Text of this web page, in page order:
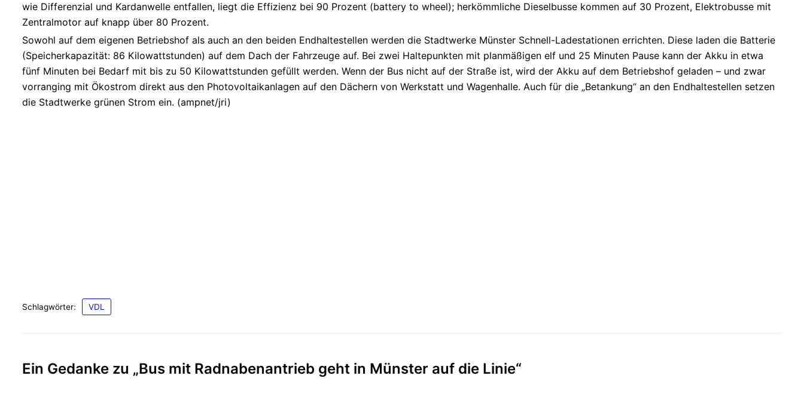
wie Differenzial und Kardanwelle entfallen, liegt die Effizienz bei 90 Prozent (battery to wheel); herkömmliche Dieselbusse kommen auf 30 Prozent, Elektrobusse mit
Zentralmotor auf knapp über 80 Prozent.
Sowohl auf dem eigenen Betriebshof als auch an den beiden Endhaltestellen werden die Stadtwerke Münster Schnell-Ladestationen errichten. Diese laden die Batterie
(Speicherkapazität: 86 Kilowattstunden) auf dem Dach der Fahrzeuge auf. Bei zwei Haltepunkten mit planmäßigen elf und 25 Minuten Pause kann der Akku in etwa
fünf Minuten bei Bedarf mit bis zu 50 Kilowattstunden gefüllt werden. Wenn der Bus nicht auf der Straße ist, wird der Akku auf dem Betriebshof geladen – und zwar
vorranging mit Ökostrom direkt aus den Photovoltaikanlagen auf den Dächern von Werkstatt und Wagenhalle. Auch für die „Betankung“ an den Endhaltestellen setzen
die Stadtwerke grünen Strom ein. (ampnet/jri)
Schlagwörter: VDL
Ein Gedanke zu „Bus mit Radnabenantrieb geht in Münster auf die Linie“